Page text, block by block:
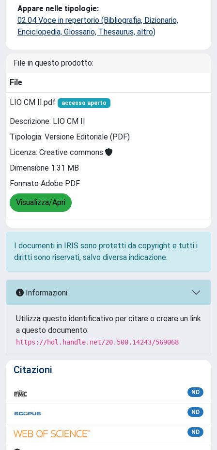
Appare nelle tipologie:
02.04 Voce in repertorio (Bibliografia, Dizionario,
Enciclopedia, Glossario, Thesaurus, altro)
File in questo prodotto:
File
LIO CM II.pdf accesso aperto
Descrizione: LIO CM II
Tipologia: Versione Editoriale (PDF)
Licenza: Creative commons
Dimensione 1.31 MB
Formato Adobe PDF
Visualizza/Apri
I documenti in IRIS sono protetti da copyright e tutti i
diritti sono riservati, salvo diversa indicazione.
Informazioni
Utilizza questo identificativo per citare o creare un link
a questo documento:
https://hdl.handle.net/20.500.14243/569068
Citazioni
ND
ND
ND